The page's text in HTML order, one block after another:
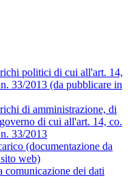
politici di cui all'art. 14,
33/2013 (da pubblicare in
di amministrazione, di
di cui all'art. 14, co.
33/2013
(documentazione da
web)
comunicazione dei dati